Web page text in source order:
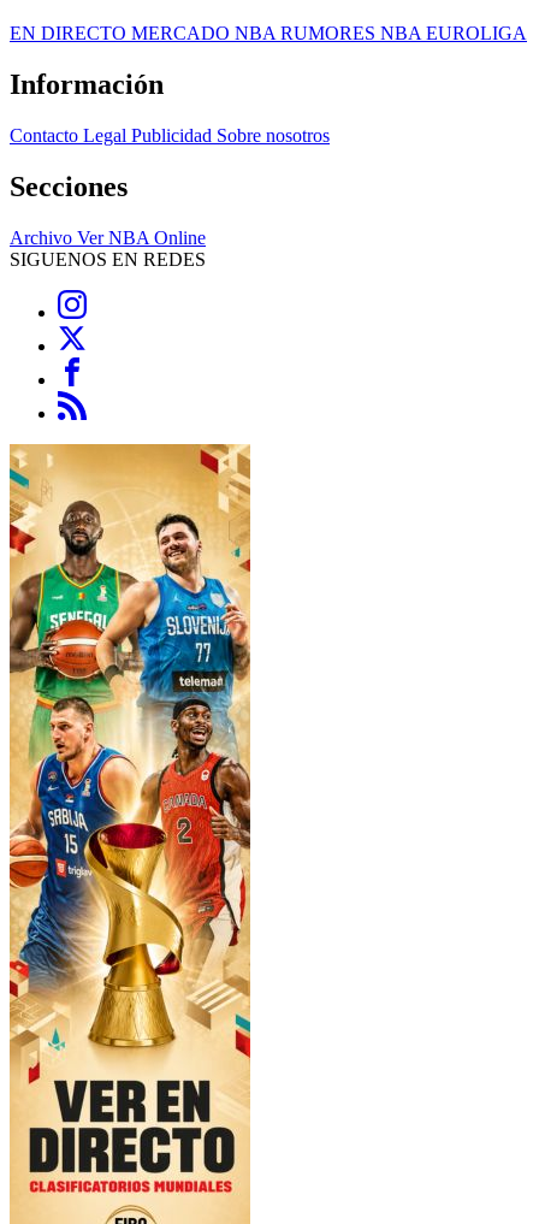
EN DIRECTO MERCADO NBA RUMORES NBA EUROLIGA
Información
Contacto Legal Publicidad Sobre nosotros
Secciones
Archivo Ver NBA Online
SIGUENOS EN REDES